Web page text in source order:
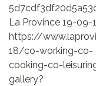
La Province 19-09-
https://
18/co-working-co-
cooking-co-
gallery?